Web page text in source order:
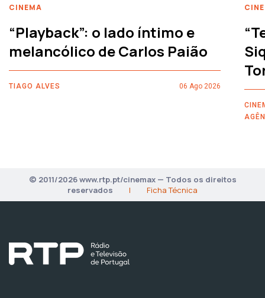
CINEMA
“Playback”: o lado íntimo e
melancólico de Carlos Paião
TIAGO ALVES 06 Ago 2026
© 2011/2026 www.rtp.pt/cinemax — Todos os direitos
reservados
| Ficha Técnica